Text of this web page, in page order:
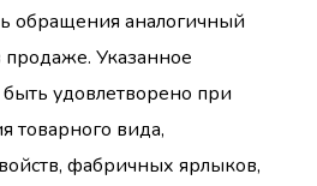
обращения аналогичный
продаже. Указанное
удовлетворено при
товарного вида,
фабричных ярлыков,